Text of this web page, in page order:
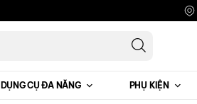
DỤNG CỤ ĐA NĂNG PHỤ KIỆN